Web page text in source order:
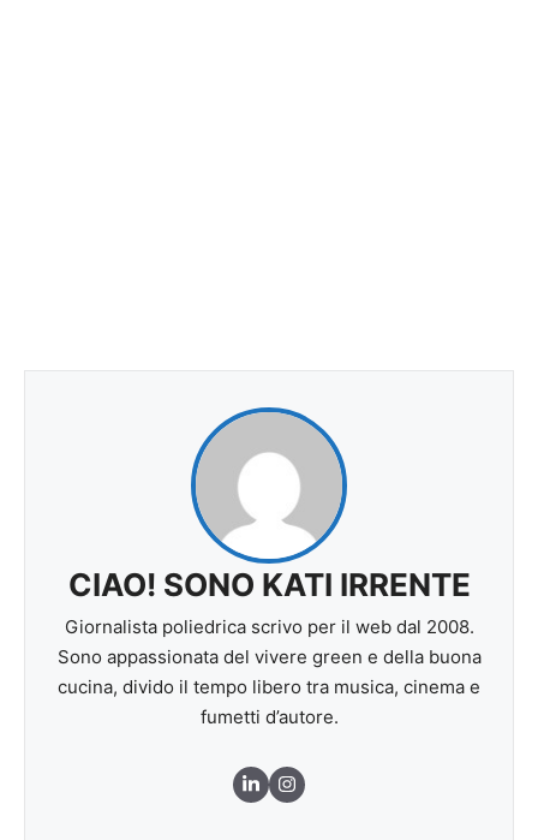
CIAO! SONO KATI IRRENTE
Giornalista poliedrica scrivo per il web dal 2008.
Sono appassionata del vivere green e della buona
cucina, divido il tempo libero tra musica, cinema e
fumetti d’autore.